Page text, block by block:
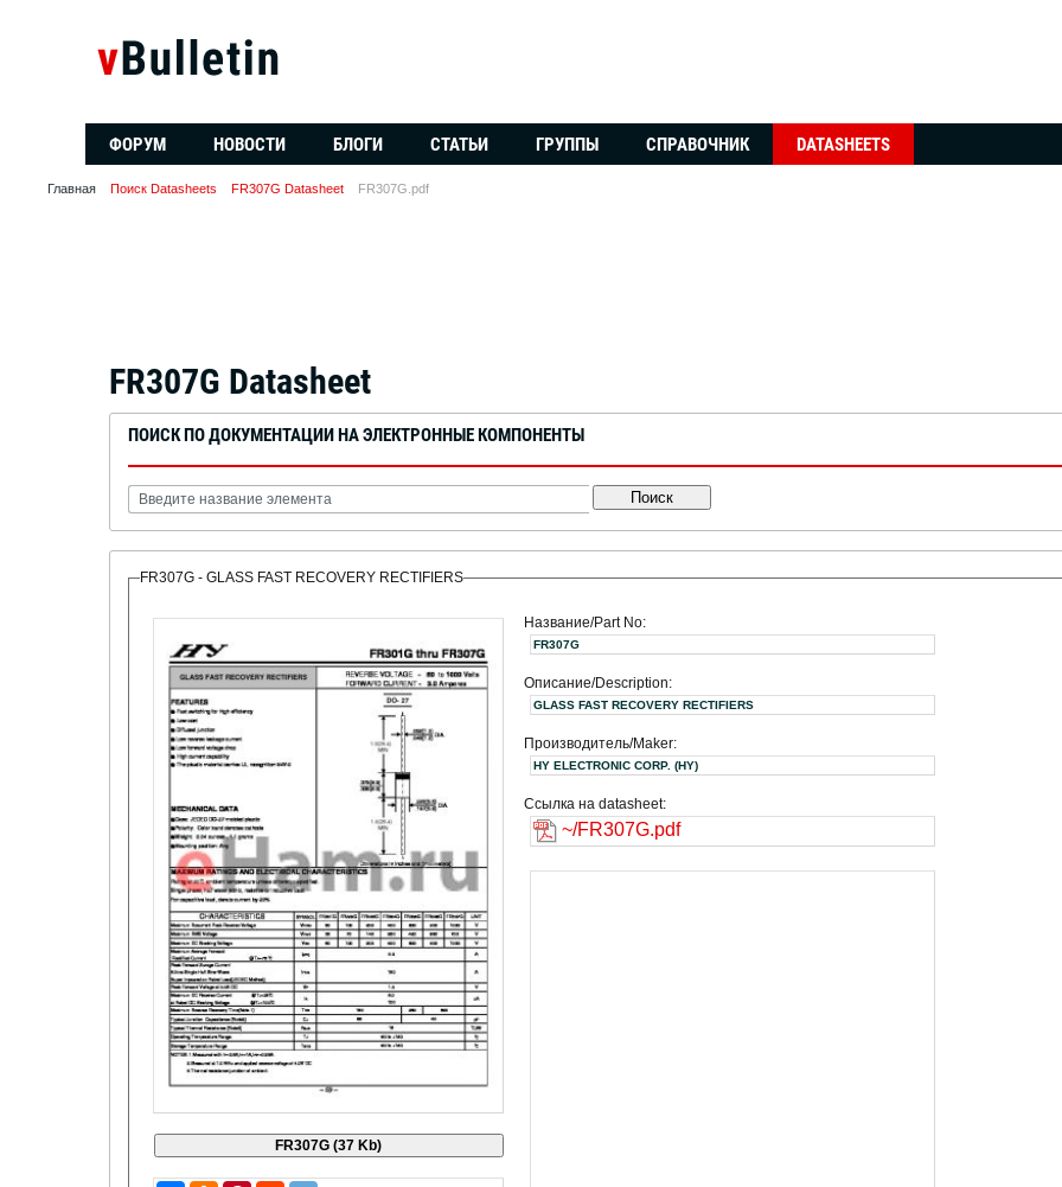
ФОРУМ НОВОСТИ БЛОГИ СТАТЬИ ГРУППЫ СПРАВОЧНИК DATASHEETS
Главная Поиск Datasheets FR307G Datasheet FR307G.pdf
FR307G Datasheet
ПОИСК ПО ДОКУМЕНТАЦИИ НА ЭЛЕКТРОННЫЕ КОМПОНЕНТЫ
Поиск
FR307G - GLASS FAST RECOVERY RECTIFIERS
Название/Part No:
FR307G
Описание/Description:
GLASS FAST RECOVERY RECTIFIERS
Производитель/Maker:
HY ELECTRONIC CORP. (HY)
Ссылка на datasheet:
~/FR307G.pdf